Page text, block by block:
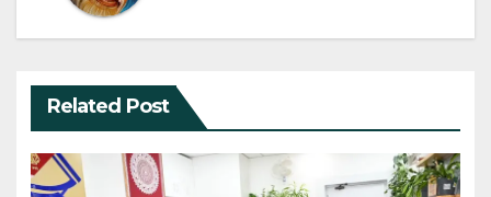
Related Post